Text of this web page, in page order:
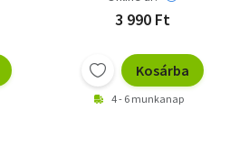
3 990 Ft
Kosárba
4 - 6 munkanap